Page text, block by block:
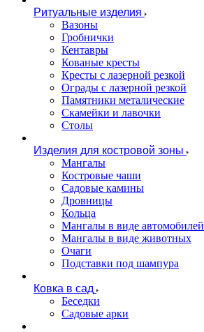
Ритуальные изделия
Вазоны
Гробнички
Кентавры
Кованые кресты
Кресты с лазерной резкой
Ограды с лазерной резкой
Памятники металические
Скамейки и лавочки
Столы
Изделия для костровой зоны
Мангалы
Костровые чаши
Садовые камины
Дровницы
Кольца
Мангалы в виде автомобилей
Мангалы в виде животных
Очаги
Подставки под шампура
Ковка в сад
Беседки
Садовые арки